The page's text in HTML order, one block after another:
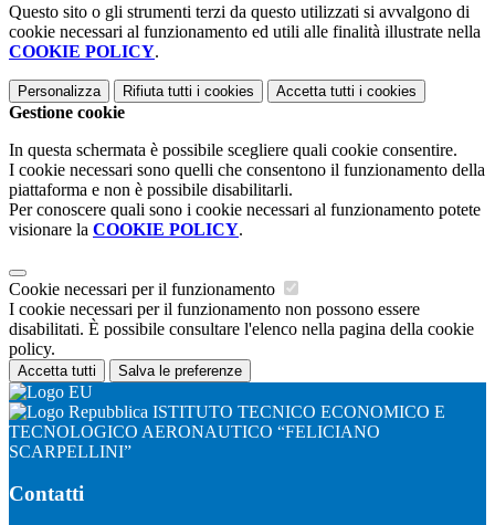
Questo sito o gli strumenti terzi da questo utilizzati si avvalgono di
cookie necessari al funzionamento ed utili alle finalità illustrate nella
COOKIE POLICY.
Personalizza Rifiuta tutti i cookies Accetta tutti i cookies
Gestione cookie
In questa schermata è possibile scegliere quali cookie consentire.
I cookie necessari sono quelli che consentono il funzionamento della
piattaforma e non è possibile disabilitarli.
Per conoscere quali sono i cookie necessari al funzionamento potete
visionare la COOKIE POLICY.
Cookie necessari per il funzionamento
I cookie necessari per il funzionamento non possono essere
disabilitati. È possibile consultare l'elenco nella pagina della cookie
policy.
Accetta tutti Salva le preferenze
ISTITUTO TECNICO ECONOMICO E
TECNOLOGICO AERONAUTICO “FELICIANO
SCARPELLINI”
Contatti